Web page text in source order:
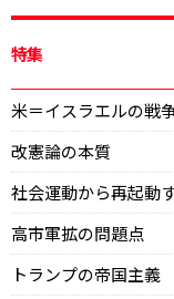
特集
米＝イスラエルの戦
改憲論の本質
社会運動から再起動
高市軍拡の問題点
トランプの帝国主義